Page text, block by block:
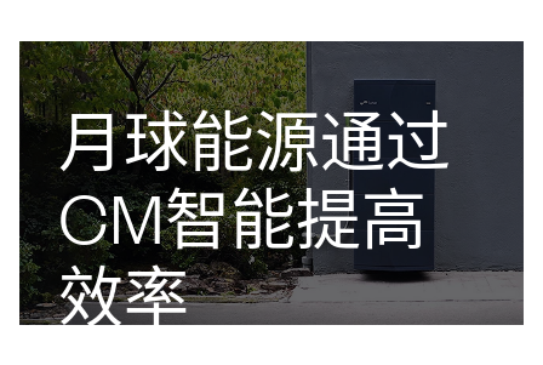
月球能源通过
CM智能提高
效率